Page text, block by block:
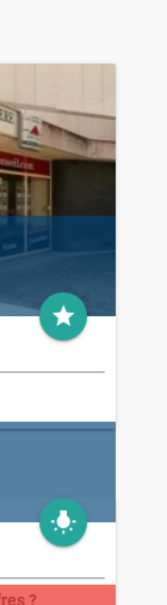
grade
wb_incandescent
?